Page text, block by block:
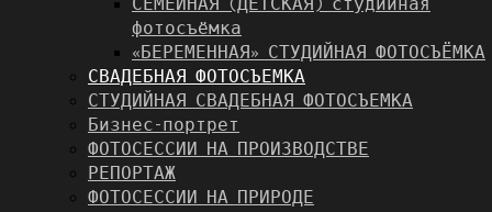
фотосъёмка
«БЕРЕМЕННАЯ» СТУДИЙНАЯ ФОТОСЪЁМКА
СВАДЕБНАЯ ФОТОСЪЕМКА
СТУДИЙНАЯ СВАДЕБНАЯ ФОТОСЪЕМКА
Бизнес-портрет
ФОТОСЕССИИ НА ПРОИЗВОДСТВЕ
РЕПОРТАЖ
ФОТОСЕССИИ НА ПРИРОДЕ